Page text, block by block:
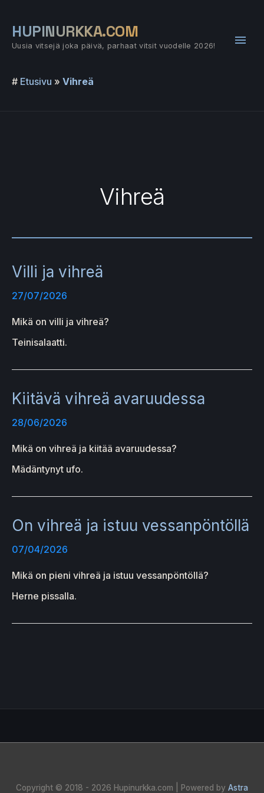
sisältöön
HUPINURKKA.COM
Uusia vitsejä joka päivä, parhaat vitsit vuodelle 2026!
# Etusivu » Vihreä
Vihreä
Villi ja vihreä
27/07/2026
Mikä on villi ja vihreä?
Teinisalaatti.
Kiitävä vihreä avaruudessa
28/06/2026
Mikä on vihreä ja kiitää avaruudessa?
Mädäntynyt ufo.
On vihreä ja istuu vessanpöntöllä
07/04/2026
Mikä on pieni vihreä ja istuu vessanpöntöllä?
Herne pissalla.
Copyright © 2018 - 2026 Hupinurkka.com | Powered by Astra